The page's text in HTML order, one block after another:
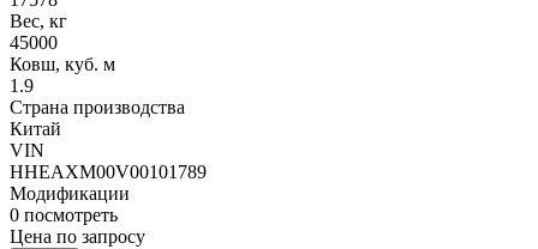
Вес, кг
45000
Ковш, куб. м
1.9
Страна производства
Китай
VIN
HHEAXM00V00101789
Модификации
0 посмотреть
Цена по запросу